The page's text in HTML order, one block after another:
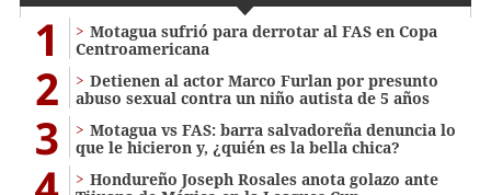
1
Motagua sufrió para derrotar al FAS en Copa
Centroamericana
2
Detienen al actor Marco Furlan por presunto
abuso sexual contra un niño autista de 5 años
3
Motagua vs FAS: barra salvadoreña denuncia lo
que le hicieron y, ¿quién es la bella chica?
Hondureño Joseph Rosales anota golazo ante